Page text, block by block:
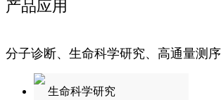
产品应用
分子诊断、生命科学研究、高通量测
生命科学研究